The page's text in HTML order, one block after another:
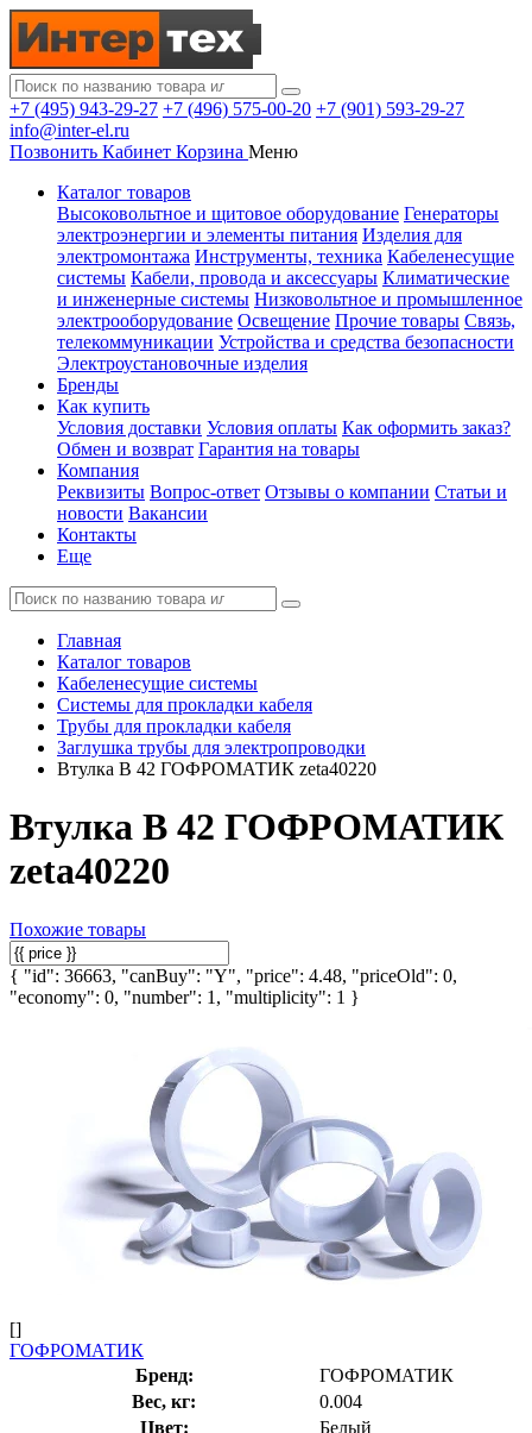
+7 (495) 943-29-27 +7 (496) 575-00-20 +7 (901) 593-29-27
info@inter-el.ru
Позвонить Кабинет Корзина Меню
Каталог товаров
Высоковольтное и щитовое оборудование Генераторы
электроэнергии и элементы питания Изделия для
электромонтажа Инструменты, техника Кабеленесущие
системы Кабели, провода и аксессуары Климатические
и инженерные системы Низковольтное и промышленное
электрооборудование Освещение Прочие товары Связь,
телекоммуникации Устройства и средства безопасности
Электроустановочные изделия
Бренды
Как купить
Условия доставки Условия оплаты Как оформить заказ?
Обмен и возврат Гарантия на товары
Компания
Реквизиты Вопрос-ответ Отзывы о компании Статьи и
новости Вакансии
Контакты
Еще
Главная
Каталог товаров
Кабеленесущие системы
Системы для прокладки кабеля
Трубы для прокладки кабеля
Заглушка трубы для электропроводки
Втулка В 42 ГОФРОМАТИК zeta40220
Втулка В 42 ГОФРОМАТИК
zeta40220
Похожие товары
{ "id": 36663, "canBuy": "Y", "price": 4.48, "priceOld": 0,
"economy": 0, "number": 1, "multiplicity": 1 }
[]
ГОФРОМАТИК
Бренд:
ГОФРОМАТИК
Вес, кг:
0.004
Цвет:
Белый